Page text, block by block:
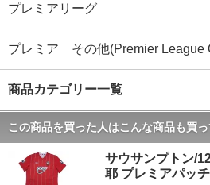
プレミアリーグ
プレミア その他(Premier League
商品カテゴリー一覧
この商品を買った人はこんな商品も買
サウサンプトン/
耶 プレミアパッ